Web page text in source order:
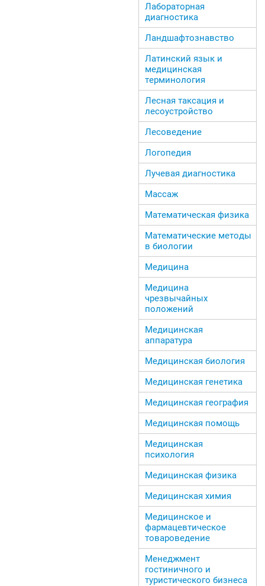
Лабораторная
диагностика
Ландшафтознавство
Латинский язык и
медицинская
терминология
Лесная таксация и
лесоустройство
Лесоведение
Логопедия
Лучевая диагностика
Массаж
Математическая физика
Математические методы
в биологии
Медицина
Медицина
чрезвычайных
положений
Медицинская
аппаратура
Медицинская биология
Медицинская генетика
Медицинская география
Медицинская помощь
Медицинская
психология
Медицинская физика
Медицинская химия
Медицинское и
фармацевтическое
товароведение
Менеджмент
гостиничного и
туристического бизнеса